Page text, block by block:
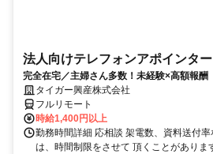
法人向けテレフォンアポインター
完全在宅／主婦さん多数！未経験×高額報酬
タイガー興産株式会社
フルリモート
時給1,400円以上
勤務時間詳細 応相談 架電数、資料送付
は、時間制限をさせて 頂くことがありま